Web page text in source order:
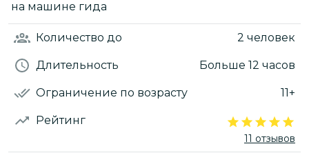
на машине гида
Количество до 2 человек
Длительность Больше 12 часов
Ограничение по возрасту 11+
Рейтинг
11 отзывов